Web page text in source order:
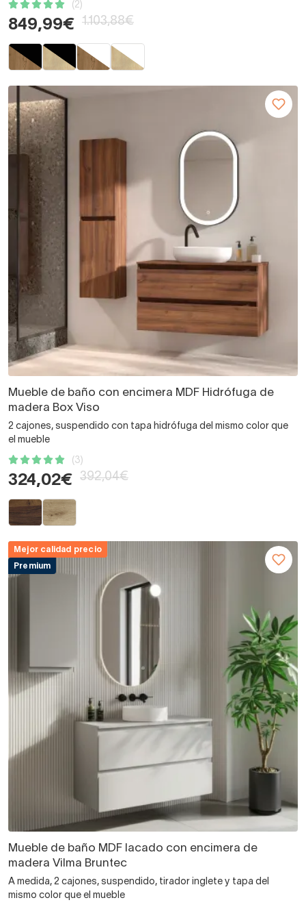
(2)
849,99€ 1.103,88€
Mueble de baño con encimera MDF Hidrófuga de
madera Box Viso
2 cajones, suspendido con tapa hidrófuga del mismo color que
el mueble
(3)
324,02€ 392,04€
Mejor calidad precio
Premium
Mueble de baño MDF lacado con encimera de
madera Vilma Bruntec
A medida, 2 cajones, suspendido, tirador inglete y tapa del
mismo color que el mueble